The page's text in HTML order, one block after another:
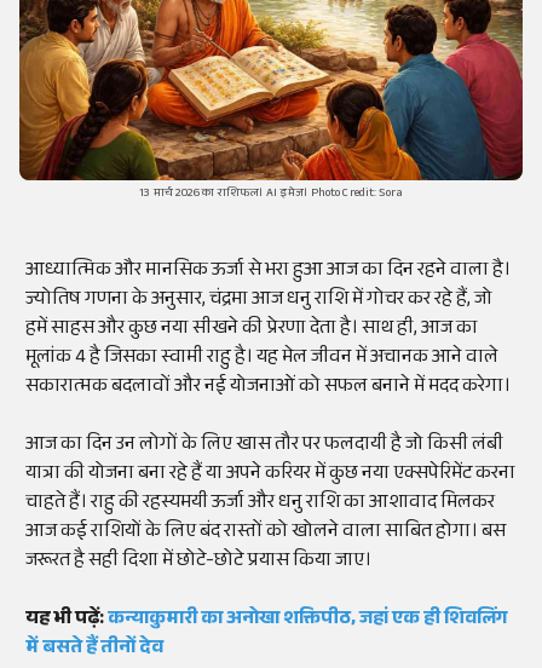
13 मार्च 2026 का राशिफल। AI इमेज। Photo Credit: Sora
आध्यात्मिक और मानसिक ऊर्जा से भरा हुआ आज का दिन रहने वाला है।
ज्योतिष गणना के अनुसार, चंद्रमा आज धनु राशि में गोचर कर रहे हैं, जो
हमें साहस और कुछ नया सीखने की प्रेरणा देता है। साथ ही, आज का
मूलांक 4 है जिसका स्वामी राहु है। यह मेल जीवन में अचानक आने वाले
सकारात्मक बदलावों और नई योजनाओं को सफल बनाने में मदद करेगा।
आज का दिन उन लोगों के लिए खास तौर पर फलदायी है जो किसी लंबी
यात्रा की योजना बना रहे हैं या अपने करियर में कुछ नया एक्सपेरिमेंट करना
चाहते हैं। राहु की रहस्यमयी ऊर्जा और धनु राशि का आशावाद मिलकर
आज कई राशियों के लिए बंद रास्तों को खोलने वाला साबित होगा। बस
जरूरत है सही दिशा में छोटे-छोटे प्रयास किया जाए।
यह भी पढ़ें:कन्याकुमारी का अनोखा शक्तिपीठ, जहां एक ही शिवलिंग
में बसते हैं तीनों देव